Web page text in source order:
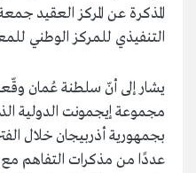
المذكرة عن المركز العقيد
التنفيذي للمركز الوطني
يشار إلى أنّ سلطنة عُمان
مجموعة إيجمونت الدولية
عددًا من مذكرات التفاهم